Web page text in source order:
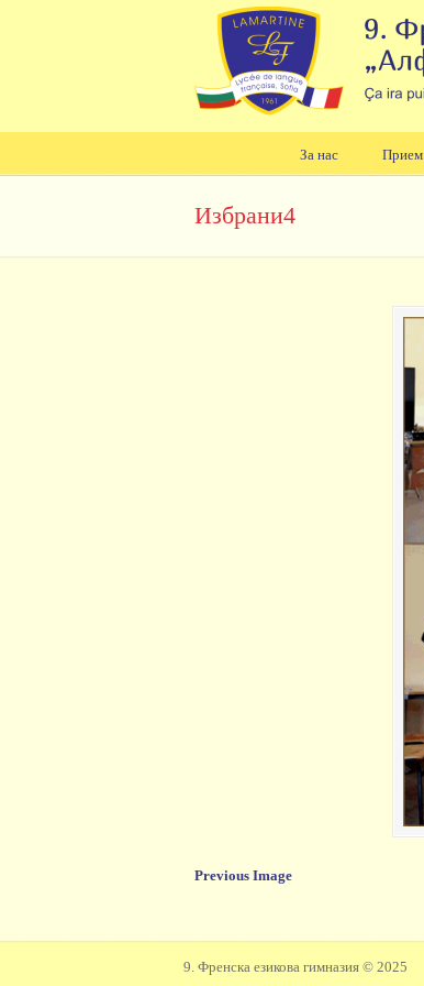
За нас Прием
Навигация
Избрани4
Previous Image
9. Френска езикова гимназия © 2025